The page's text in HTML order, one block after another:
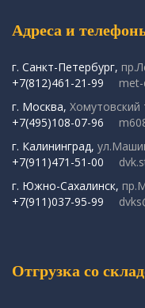
Адреса и
г. Санкт-Петербург,
+7(812)461-21-99
met-
г. Москва, Хомутовский
+7(495)108-07-96
г. Калининград,
+7(911)471-51-00
г. Южно-Сахалинск,
+7(911)037-95-99
Отгрузка со